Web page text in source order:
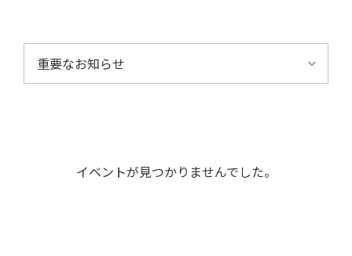
イベントが見つかりませんでした。